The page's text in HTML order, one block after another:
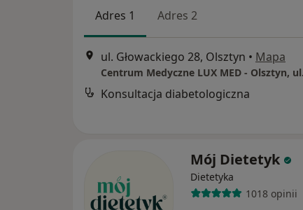
Adres 1 Adres 2
ul. Głowackiego 28, Olsztyn • Mapa
Konsultacja diabetologiczna
Mój Dietetyk
Dietetyka
1018 opinii